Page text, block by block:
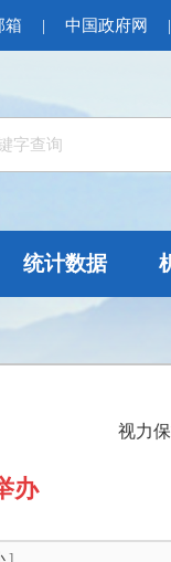
箱 | 中国政府网 |
统计数据
视力
办
]